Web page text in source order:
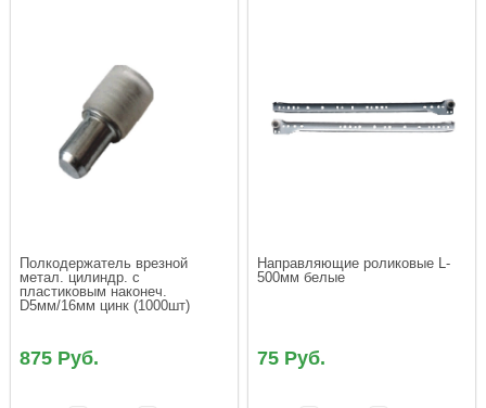
Полкодержатель врезной
метал. цилиндр. с
пластиковым наконеч.
D5мм/16мм цинк (1000шт)
875 Руб.
Направляющие роликовые L-
500мм белые
75 Руб.